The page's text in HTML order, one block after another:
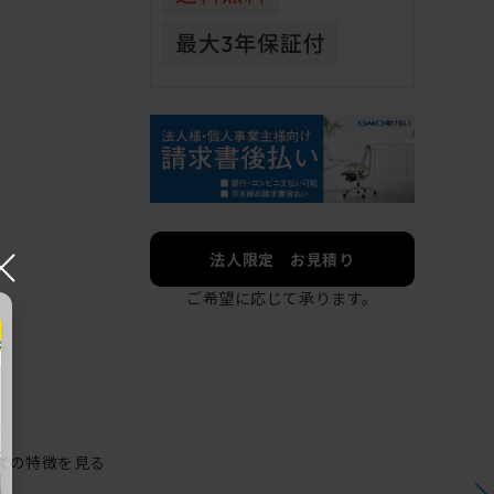
法人限定 お見積り
ご希望に応じて承ります。
の特徴を見る